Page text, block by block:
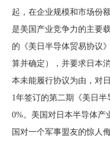
起，在企业规模和市场份
是美国产业竞争力的主要
的《美日半导体贸易协议
算并确定），并要求日本
本未能履行协议为由，对
1年签订的第二期《美日
0%。美国对日本半导体产
国对一个军事盟友的惊人侮